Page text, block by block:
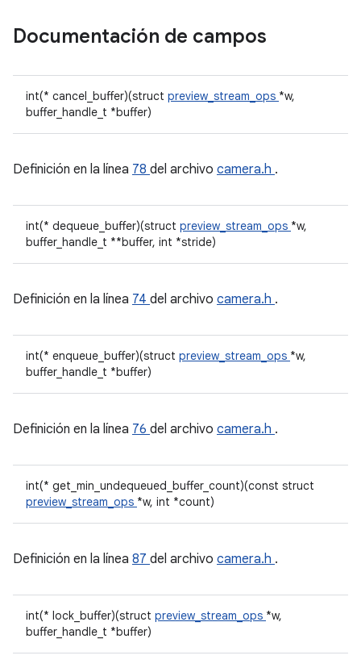
Documentación de campos
int(* cancel_buffer)(struct preview_stream_ops *w,
buffer_handle_t *buffer)
Definición en la línea 78 del archivo camera.h .
int(* dequeue_buffer)(struct preview_stream_ops *w,
buffer_handle_t **buffer, int *stride)
Definición en la línea 74 del archivo camera.h .
int(* enqueue_buffer)(struct preview_stream_ops *w,
buffer_handle_t *buffer)
Definición en la línea 76 del archivo camera.h .
int(* get_min_undequeued_buffer_count)(const struct
preview_stream_ops *w, int *count)
Definición en la línea 87 del archivo camera.h .
int(* lock_buffer)(struct preview_stream_ops *w,
buffer_handle_t *buffer)